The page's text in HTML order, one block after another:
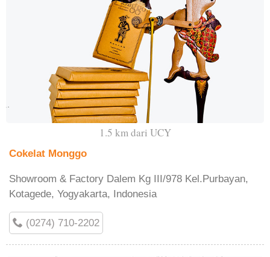
1.5 km dari UCY
Cokelat Monggo
Showroom & Factory Dalem Kg III/978 Kel.Purbayan,
Kotagede, Yogyakarta, Indonesia
(0274) 710-2202